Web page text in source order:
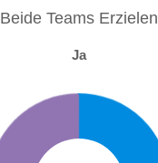
Beide Teams Erzielen
Ja